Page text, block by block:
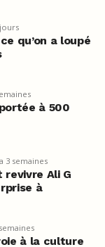
qu’on a loupé
à 500
3 semaines
revivre Ali G
à
à la culture